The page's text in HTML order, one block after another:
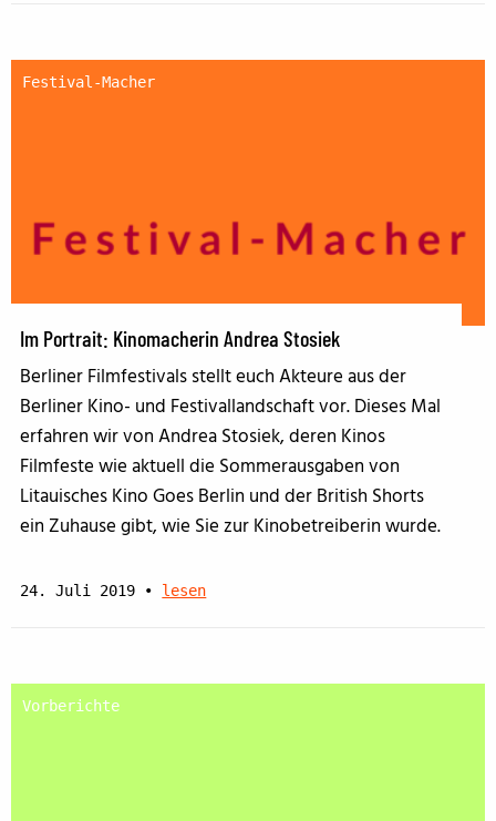
Festival-Macher
Im Portrait: Kinomacherin Andrea Stosiek
Berliner Filmfestivals stellt euch Akteure aus der
Berliner Kino- und Festivallandschaft vor. Dieses Mal
erfahren wir von Andrea Stosiek, deren Kinos
Filmfeste wie aktuell die Sommerausgaben von
Litauisches Kino Goes Berlin und der British Shorts
ein Zuhause gibt, wie Sie zur Kinobetreiberin wurde.
24. Juli 2019 • lesen
Vorberichte